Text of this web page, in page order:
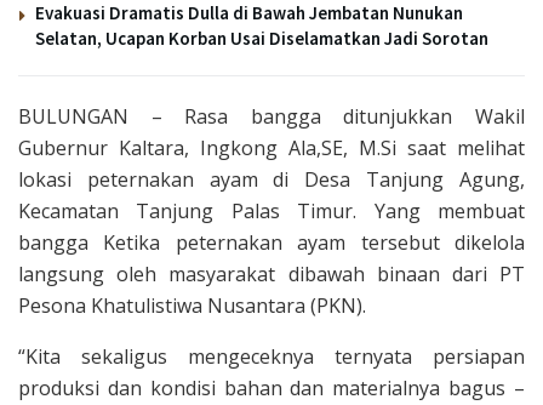
Evakuasi Dramatis Dulla di Bawah Jembatan Nunukan
Selatan, Ucapan Korban Usai Diselamatkan Jadi Sorotan
BULUNGAN – Rasa bangga ditunjukkan Wakil
Gubernur Kaltara, Ingkong Ala,SE, M.Si saat melihat
lokasi peternakan ayam di Desa Tanjung Agung,
Kecamatan Tanjung Palas Timur. Yang membuat
bangga Ketika peternakan ayam tersebut dikelola
langsung oleh masyarakat dibawah binaan dari PT
Pesona Khatulistiwa Nusantara (PKN).
“Kita sekaligus mengeceknya ternyata persiapan
produksi dan kondisi bahan dan materialnya bagus –